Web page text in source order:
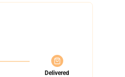
Delivered